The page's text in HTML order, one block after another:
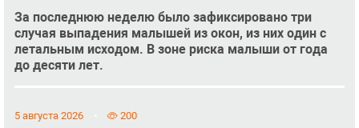
За последнюю неделю было зафиксировано три
случая выпадения малышей из окон, из них один с
летальным исходом. В зоне риска малыши от года
до десяти лет.
5 августа 2026 200